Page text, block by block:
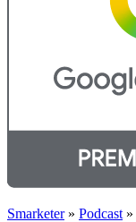
Smarketer» Podcast »